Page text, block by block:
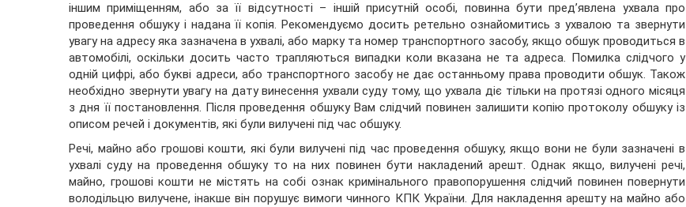
іншим приміщенням, або за її відсутності – іншій присутній особі, повинна бути пред’явлена ухвала про
проведення обшуку і надана її копія. Рекомендуємо досить ретельно ознайомитись з ухвалою та звернути
увагу на адресу яка зазначена в ухвалі, або марку та номер транспортного засобу, якщо обшук проводиться в
автомобілі, оскільки досить часто трапляються випадки коли вказана не та адреса. Помилка слідчого у
одній цифрі, або букві адреси, або транспортного засобу не дає останньому права проводити обшук. Також
необхідно звернути увагу на дату винесення ухвали суду тому, що ухвала діє тільки на протязі одного місяця
з дня її постановлення. Після проведення обшуку Вам слідчий повинен залишити копію протоколу обшуку із
описом речей і документів, які були вилучені під час обшуку.
Речі, майно або грошові кошти, які були вилучені під час проведення обшуку, якщо вони не були зазначені в
ухвалі суду на проведення обшуку то на них повинен бути накладений арешт. Однак якщо, вилучені речі,
майно, грошові кошти не містять на собі ознак кримінального правопорушення слідчий повинен повернути
володільцю вилучене, інакше він порушує вимоги чинного КПК України. Для накладення арешту на майно або